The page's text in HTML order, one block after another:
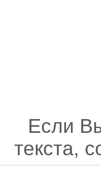
Если
текста,